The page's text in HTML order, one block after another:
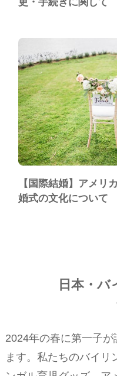
更・手続きに関して
【国際結婚】アメリ
婚式の文化について
日本・
2024年の春に第一子
ます。私たちのバイリ